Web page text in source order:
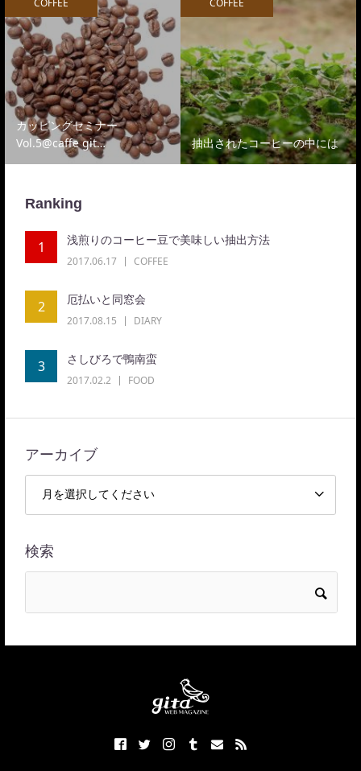
COFFEE
カッピングセミナー
Vol.5@caffe git…
COFFEE
抽出されたコーヒーの中には
Ranking
1 浅煎りのコーヒー豆で美味しい抽出方法
2017.06.17 COFFEE
2 厄払いと同窓会
2017.08.15 DIARY
3 さしびろで鴨南蛮
2017.02.2 FOOD
アーカイブ
検索